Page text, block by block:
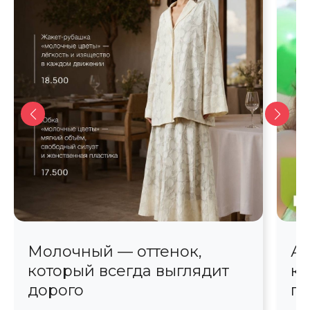
Молочный — оттенок,
который всегда выглядит
дорого